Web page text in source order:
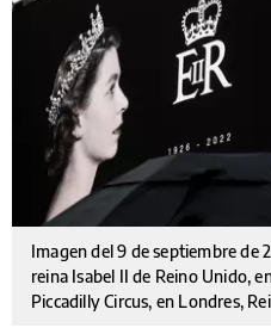
Imagen del 9 de septiembre de
reina Isabel II de Reino Unido,
Piccadilly Circus, en Londres,